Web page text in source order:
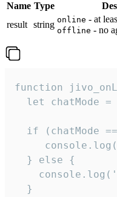
Name Type
result string online - at
offline - no
function
let chatMode =
if (chatMode
  } else {
  }